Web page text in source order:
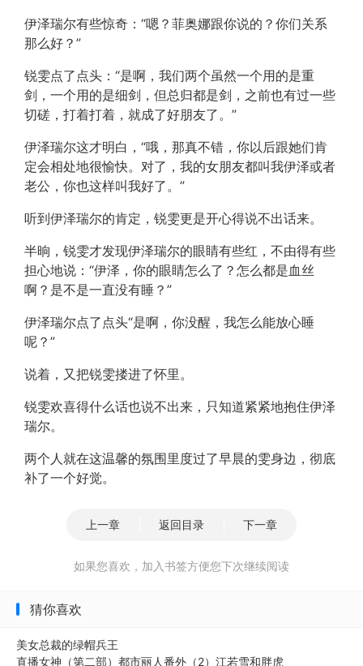
伊泽瑞尔有些惊奇：“嗯？菲奥娜跟你说的？你们关系
那么好？”
锐雯点了点头：“是啊，我们两个虽然一个用的是重
剑，一个用的是细剑，但总归都是剑，之前也有过一些
切磋，打着打着，就成了好朋友了。”
伊泽瑞尔这才明白，“哦，那真不错，你以后跟她们肯
定会相处地很愉快。对了，我的女朋友都叫我伊泽或者
老公，你也这样叫我好了。”
听到伊泽瑞尔的肯定，锐雯更是开心得说不出话来。
半晌，锐雯才发现伊泽瑞尔的眼睛有些红，不由得有些
担心地说：“伊泽，你的眼睛怎么了？怎么都是血丝
啊？是不是一直没有睡？”
伊泽瑞尔点了点头“是啊，你没醒，我怎么能放心睡
呢？”
说着，又把锐雯搂进了怀里。
锐雯欢喜得什么话也说不出来，只知道紧紧地抱住伊泽
瑞尔。
两个人就在这温馨的氛围里度过了早晨的雯身边，彻底
补了一个好觉。
上一章 返回目录 下一章
如果您喜欢，加入书签方便您下次继续阅读
猜你喜欢
美女总裁的绿帽兵王
直播女神（第二部）都市丽人番外（2）江若雪和胖虎